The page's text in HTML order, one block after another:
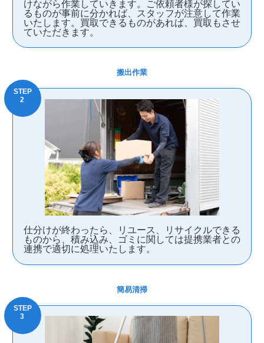
けながら作業していきます。ご依頼者様が探してい
るものが事前に分かれば、スタッフが注意して作業
いたします。買取できるものがあれば、買取もさせ
ていただきます。
搬出作業
仕分けが終わったら、リユース、リサイクルできる
ものから、積み込み、ゴミに関しては提携業者との
連携で適切に処理いたします。
簡易清掃